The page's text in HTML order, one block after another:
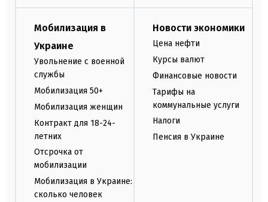
Мобилизация в
Украине
Увольнение с военной
службы
Мобилизация 50+
Мобилизация женщин
Контракт для 18-24-
летних
Отсрочка от
мобилизации
Мобилизация в Украине:
сколько человек
Новости экономики
Цена нефти
Курсы валют
Финансовые новости
Тарифы на
коммунальные услуги
Налоги
Пенсия в Украине